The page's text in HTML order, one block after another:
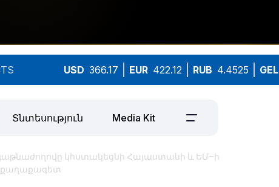
USD 366.17 EUR 422.12 RUB 4.4525 GEL
Տնտեսություն Media Kit
կհստակեցնի Հայաստանի և ԵՄ–ի
քաղաքագետ